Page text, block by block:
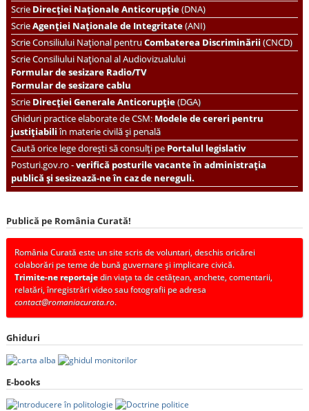
ScrieDirecției Naționale Anticorupție(DNA)
ScrieAgenției Naționale de Integritate(ANI)
ScrieConsiliului Național pentruCombaterea Discriminării(CNCD)
Scrie Consiliului Național al Audiovizualului
Formular de sesizare Radio/TV
Formular de sesizare cablu
ScrieDirecției Generale Anticorupție(DGA)
Ghiduri practice elaborate de CSM: Modele de cereri pentru
justițiabiliîn materie civilă și penală
Caută orice lege dorești să consulți pePortalul legislativ
Posturi.gov.ro -verifică posturile vacante în administrația
publică și sesizează-ne în caz de nereguli.
Publică pe România Curată!
România Curată este un site scris de voluntari, deschis oricărei
colaborări pe teme de bună guvernare și implicare civică.
Trimite-ne reportajedin viața ta de cetățean, anchete, comentarii,
relatări, înregistrări video sau fotografii pe adresa
contact@romaniacurata.ro.
Ghiduri
E-books